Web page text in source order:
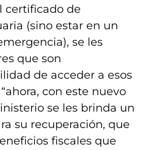
certificado de
(sino estar en un
se les
que son
de acceder a esos
con este nuevo
se les brinda un
su recuperación, que
fiscales que